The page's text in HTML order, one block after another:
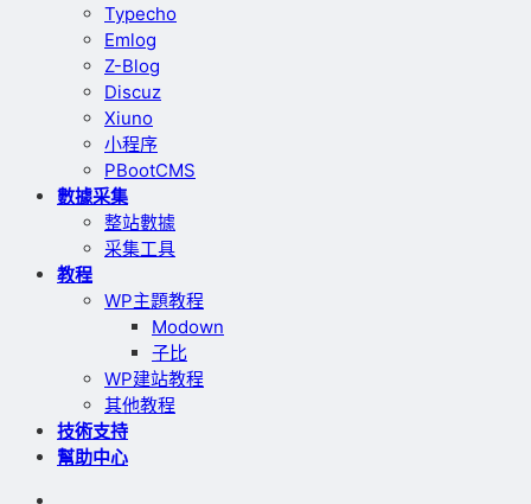
Typecho
Emlog
Z-Blog
Discuz
Xiuno
小程序
PBootCMS
數據采集
整站數據
采集工具
教程
WP主題教程
Modown
子比
WP建站教程
其他教程
技術支持
幫助中心